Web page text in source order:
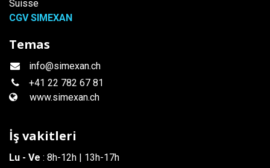
Suisse
CGV SIMEXAN
Temas
info@simexan.ch
+41 22 782 67 81
www.simexan.ch
İş vakitleri
Lu - Ve : 8h-12h | 13h-17h